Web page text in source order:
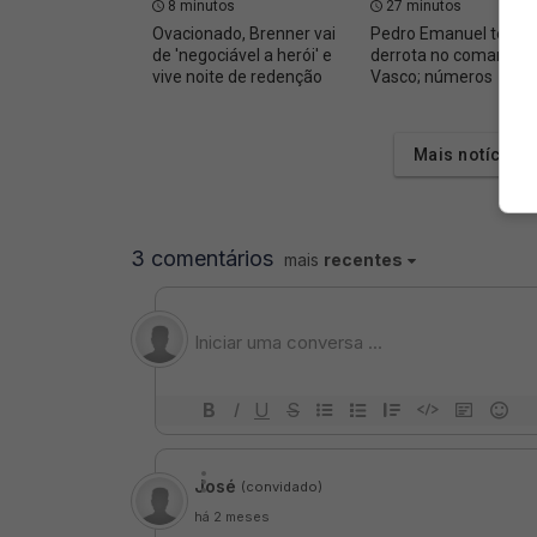
8 minutos
Ovacionado, Brenner vai
de 'negociável a herói' e
vive noite de redenção
27 minutos
Pedro Emanuel tem
derrota no comando do
Vasco; números
Mais notícias